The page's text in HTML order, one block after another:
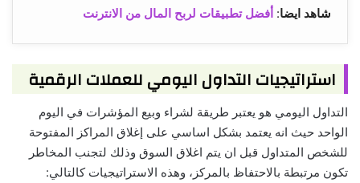
شاهد ايضا: أفضل تطبيقات لربح المال من الانترنت
استراتيجيات التداول اليومي للعملات الرقمية
التداول اليومي هو يعتبر طريقة لشراء وبيع المؤشرات في اليوم
الواحد حيث انه يعتمد بشكل اساسي على إغلاق المراكز المفتوحة
للشخص المتداول قبل ان يتم اغلاق السوق وذلك لتجنب المخاطر
تكون مرتبطة بالاحتفاظ بالمركز، وهذه الاستراتيجيات كالتالي: